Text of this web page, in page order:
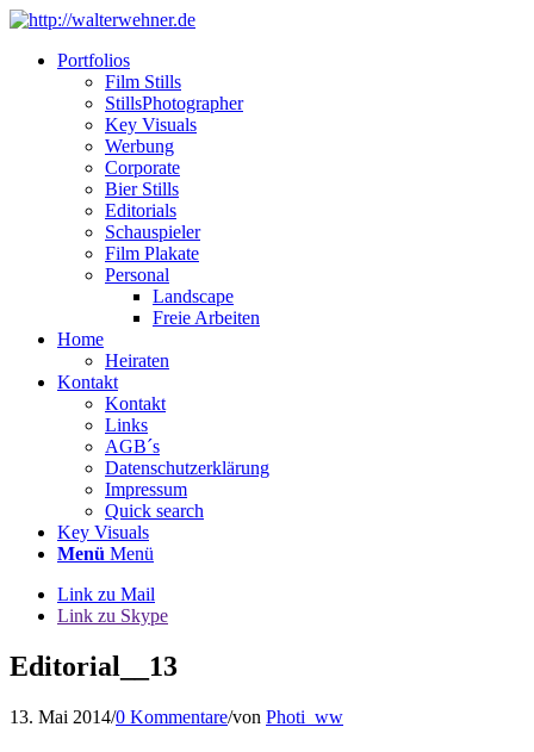
Portfolios
Film Stills
StillsPhotographer
Key Visuals
Werbung
Corporate
Bier Stills
Editorials
Schauspieler
Film Plakate
Personal
Landscape
Freie Arbeiten
Home
Heiraten
Kontakt
Kontakt
Links
AGB´s
Datenschutzerklärung
Impressum
Quick search
Key Visuals
Menü Menü
Link zu Mail
Link zu Skype
Editorial__13
13. Mai 2014/0 Kommentare/von Photi_ww